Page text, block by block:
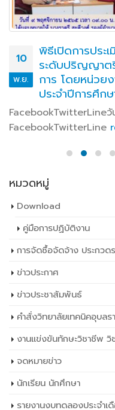
10
พ.ย.
พิธีเปิดการประ
ระดับปริญญาต
การ โดยหน่วย
ประจำปีการศึก
FacebookTwitterLine
FacebookTwitterLine
หมวดหมู่
Download
คู่มือการปฏิบัติงาน
การจัดซื้อจัดจ้าง ประกวด
ข่าวประกาศ
ข่าวประชาสัมพันธ์
คำสั่งวิทยาลัยเทคนิคอุบลร
งานแข่งขันทักษะวิชาชีพ วิ
จดหมายข่าว
นักเรียน นักศึกษา
รายงานงบทดลองประจำเ